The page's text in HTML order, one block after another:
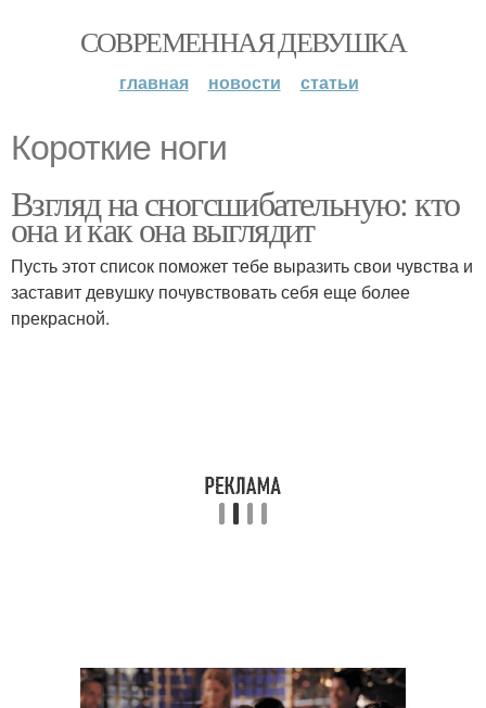
СОВРЕМЕННАЯ ДЕВУШКА
главная новости статьи
Короткие ноги
Взгляд на сногсшибательную: кто
она и как она выглядит
Пусть этот список поможет тебе выразить свои чувства и
заставит девушку почувствовать себя еще более
прекрасной.